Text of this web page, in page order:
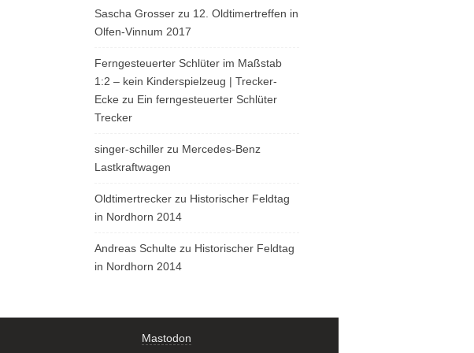
Sascha Grosser zu 12. Oldtimertreffen in
Olfen-Vinnum 2017
Ferngesteuerter Schlüter im Maßstab
1:2 – kein Kinderspielzeug | Trecker-
Ecke zu Ein ferngesteuerter Schlüter
Trecker
singer-schiller zu Mercedes-Benz
Lastkraftwagen
Oldtimertrecker zu Historischer Feldtag
in Nordhorn 2014
Andreas Schulte zu Historischer Feldtag
in Nordhorn 2014
Mastodon